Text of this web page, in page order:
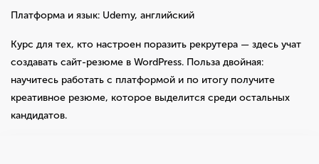
Платформа и язык: Udemy, английский
Курс для тех, кто настроен поразить рекрутера — здесь учат
создавать сайт-резюме в WordPress. Польза двойная:
научитесь работать с платформой и по итогу получите
креативное резюме, которое выделится среди остальных
кандидатов.